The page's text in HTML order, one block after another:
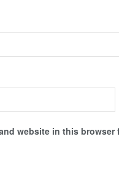
website in this